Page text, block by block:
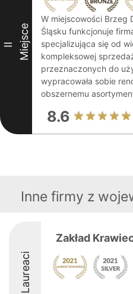
II Miejsce
W miejscowości Brzeg
Śląsku funkcjonuje
specjalizująca się od
kompleksowej
przeznaczonych do
wypracowała sobie
obszernemu
8.6
Inne firmy z
Laureaci
Zakład